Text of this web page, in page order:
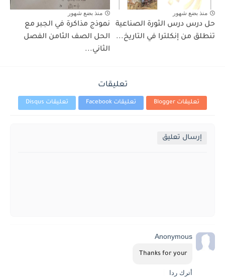
منذ بضع شهور
حل درس درس الثورة الصناعية
تنطلق من إنكلترا في التاريخ...
منذ بضع شهور
نموذج مذاكرة في الجبر مع
الحل الصف الثامن الفصل
الثاني...
تعليقات
تعليقات Blogger تعليقات Facebook تعليقات Disqus
إرسال تعليق
Anonymous
Thanks for your
أترك ردا